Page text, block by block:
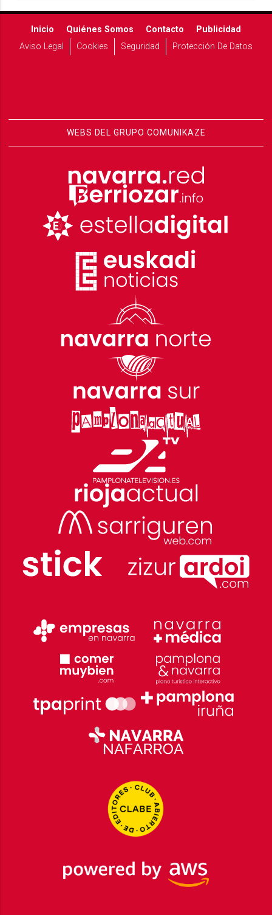
Inicio Quiénes Somos Contacto
Publicidad
Aviso Legal
Cookies Seguridad Protección De Datos
WEBS DEL GRUPO COMUNIKAZE